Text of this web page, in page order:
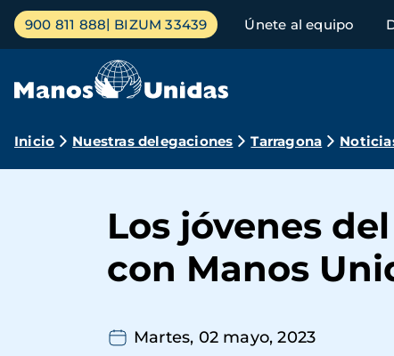
Pasar
contenido
Menú
principal
900 811 888 BIZUM 33439 Únete al equipo
Ruta
navegación
Inicio Nuestras delegaciones Tarragona
Los jóvenes
con Manos
Martes, 02 mayo, 2023